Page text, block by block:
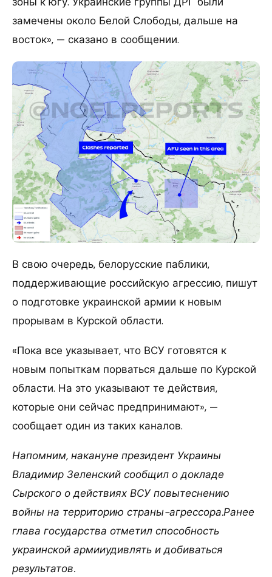
замечены около Белой Слободы, дальше на
восток», — сказано в сообщении.
В свою очередь, белорусские паблики,
поддерживающие российскую агрессию, пишут
о подготовке украинской армии к новым
прорывам в Курской области.
«Пока все указывает, что ВСУ готовятся к
новым попыткам порваться дальше по Курской
области. На это указывают те действия,
которые они сейчас предпринимают», —
сообщает один из таких каналов.
Напомним, накануне президент Украины
Владимир Зеленский сообщил о докладе
Сырского о действиях ВСУ повытеснению
войны на территорию страны-агрессора.Ранее
глава государства отметил способность
украинской армииудивлять и добиваться
результатов.